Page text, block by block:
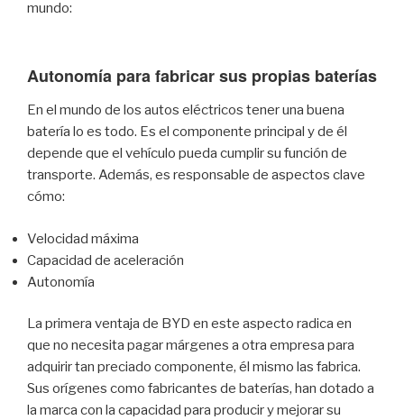
mundo:
Autonomía para fabricar sus propias baterías
En el mundo de los autos eléctricos tener una buena
batería lo es todo. Es el componente principal y de él
depende que el vehículo pueda cumplir su función de
transporte. Además, es responsable de aspectos clave
cómo:
Velocidad máxima
Capacidad de aceleración
Autonomía
La primera ventaja de BYD en este aspecto radica en
que no necesita pagar márgenes a otra empresa para
adquirir tan preciado componente, él mismo las fabrica.
Sus orígenes como fabricantes de baterías, han dotado a
la marca con la capacidad para producir y mejorar su